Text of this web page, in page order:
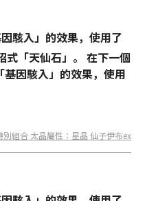
駭入」的效果，使用了
「天仙石」。 在下一個
因駭入」的效果，使用
別組合 太晶屬性：星晶 仙子伊布ex